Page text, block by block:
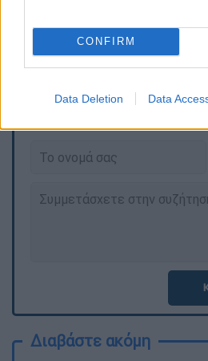
CONFIRM
Data Deletion Data
ψέμματα».
Τα σχολιά σας δημοσιεύονται άμεσα
Διαβάστε ακόμη